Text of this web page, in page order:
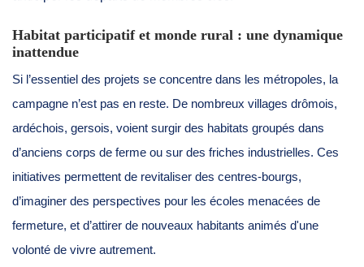
Habitat participatif et monde rural : une dynamique
inattendue
Si l’essentiel des projets se concentre dans les métropoles, la
campagne n’est pas en reste. De nombreux villages drômois,
ardéchois, gersois, voient surgir des habitats groupés dans
d’anciens corps de ferme ou sur des friches industrielles. Ces
initiatives permettent de revitaliser des centres-bourgs,
d’imaginer des perspectives pour les écoles menacées de
fermeture, et d’attirer de nouveaux habitants animés d'une
volonté de vivre autrement.